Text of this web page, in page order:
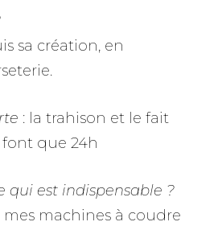
sa création, en
: la trahison et le fait
que 24h
qui est indispensable ?
machines à coudre